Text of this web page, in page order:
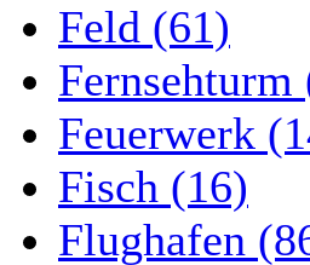
Feld (61)
Fernsehturm
Feuerwerk
Fisch (16)
Flughafen